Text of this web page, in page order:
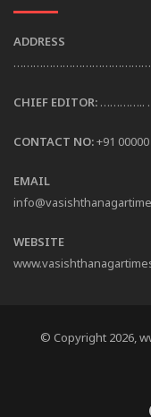
ADDRESS
CHIEF EDITOR: …………..
CONTACT NO:+91
EMAIL
WEBSITE
© Copyright 2026,